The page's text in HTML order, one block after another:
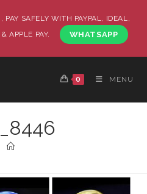
PAY SAFELY WITH PAYPAL, IDEAL,
APPLE PAY.
WHATSAPP
0 MENU